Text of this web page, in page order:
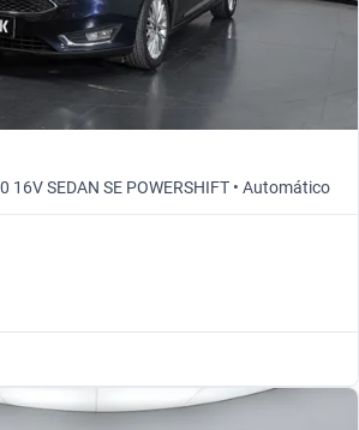
16V SEDAN SE POWERSHIFT • Automático